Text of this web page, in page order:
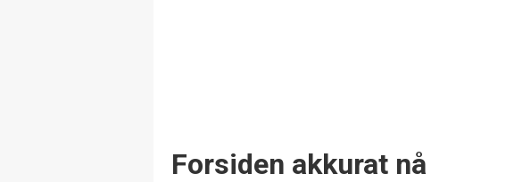
Forsiden akkurat nå